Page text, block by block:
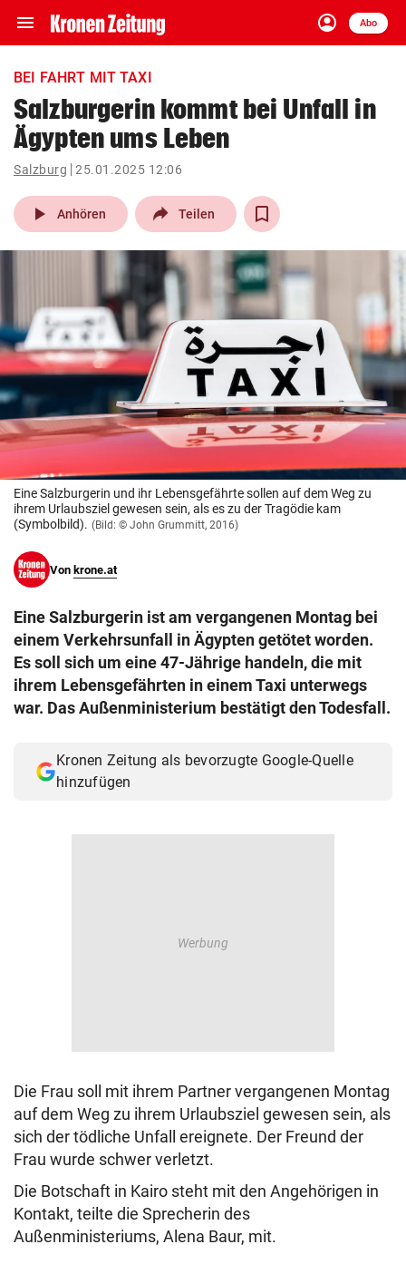
menu Navigation
ein-/ausklappen
account_circle
Anmelden
Abo
close Schließen
account_circle Anmelden
pin_drop
Wien arrow_right
bookmark
search
Suchbegriff
eingeben
© Krone Multimedia GmbH & Co KG 2026
Muthgasse 2, 1190 Wien
BEI FAHRT MIT TAXI
Salzburgerin kommt bei Unfall in
Ägypten ums Leben
Salzburg 25.01.2025 12:06
play_arrow Anhören Teilen
Eine Salzburgerin und ihr Lebensgefährte sollen auf dem Weg zu
ihrem Urlaubsziel gewesen sein, als es zu der Tragödie kam
(Symbolbild). (Bild: © John Grummitt, 2016)
Von krone.at
Eine Salzburgerin ist am vergangenen Montag bei
einem Verkehrsunfall in Ägypten getötet worden.
Es soll sich um eine 47-Jährige handeln, die mit
ihrem Lebensgefährten in einem Taxi unterwegs
war. Das Außenministerium bestätigt den Todesfall.
Kronen Zeitung als bevorzugte Google-Quelle
hinzufügen
Die Frau soll mit ihrem Partner vergangenen Montag
auf dem Weg zu ihrem Urlaubsziel gewesen sein, als
sich der tödliche Unfall ereignete. Der Freund der
Frau wurde schwer verletzt.
Die Botschaft in Kairo steht mit den Angehörigen in
Kontakt, teilte die Sprecherin des
Außenministeriums, Alena Baur, mit.